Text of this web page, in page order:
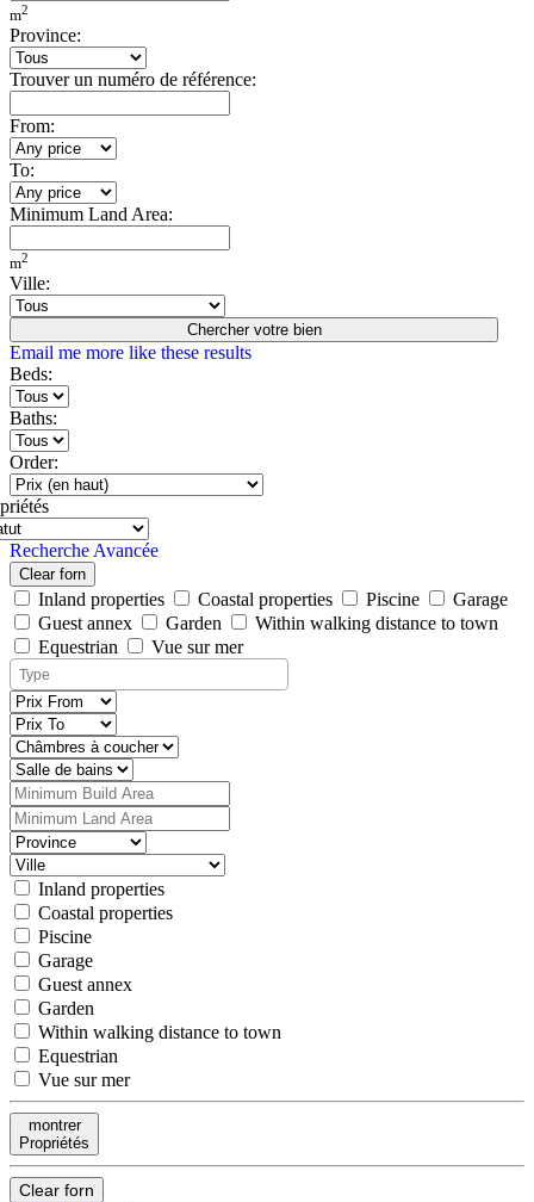
m2
Province:
Trouver un numéro de référence:
From:
To:
Minimum Land Area:
m2
Ville:
Chercher votre bien
Email me more like these results
Beds:
Baths:
Order:
Recherche Avancée
Clear forn
Inland properties Coastal properties Piscine
Garage
Guest annex
Garden
Within walking distance to town
Equestrian
Vue sur mer
Inland properties
Coastal properties
Piscine
Garage
Guest annex
Garden
Within walking distance to town
Equestrian
Vue sur mer
montrer
Propriétés
Clear forn